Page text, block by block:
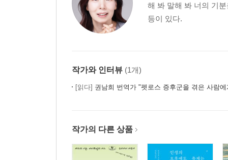
해 봐 말해 봐 너의 기
등이 있다.
작가와 인터뷰 (1개)
[읽다] 권남희 번역가 "펫로스 증후군을 겪은 사람
작가의 다른 상품